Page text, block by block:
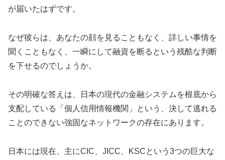
が届いたはずです。
なぜ彼らは、あなたの顔を見ることもなく、詳しい事情を
聞くこともなく、一瞬にして融資を断るという残酷な判断
を下せるのでしょうか。
その明確な答えは、日本の現代の金融システムを根底から
支配している「個人信用情報機関」という、決して逃れる
ことのできない強固なネットワークの存在にあります。
日本には現在、主にCIC、JICC、KSCという3つの巨大な